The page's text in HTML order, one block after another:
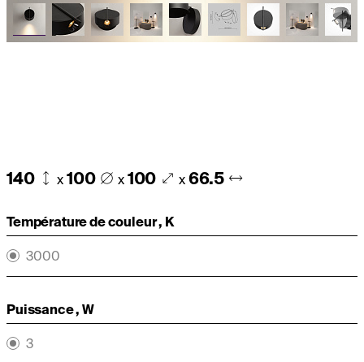
140 x 100 x 100 x 66.5
Température de couleur , K
3000
Puissance , W
3